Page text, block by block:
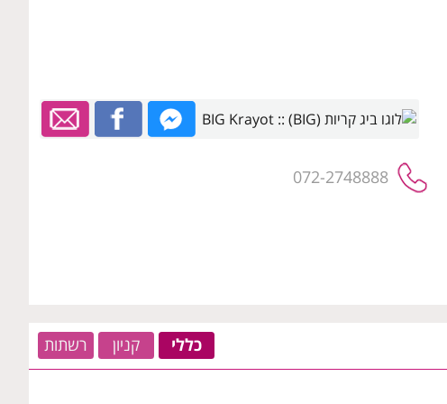
072-2748888
כללי קניון רשתות